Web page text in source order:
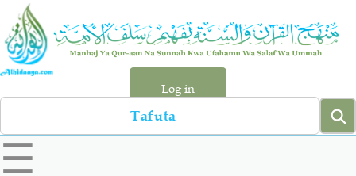
Skip
main
content
Log in
Search
left
sidebar
☰